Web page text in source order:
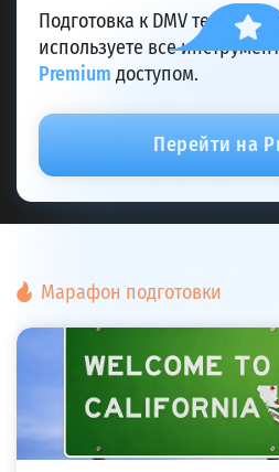
Подготовка к DMV тесту
используете все
Premium доступом.
Перейти на
Марафон подготовки